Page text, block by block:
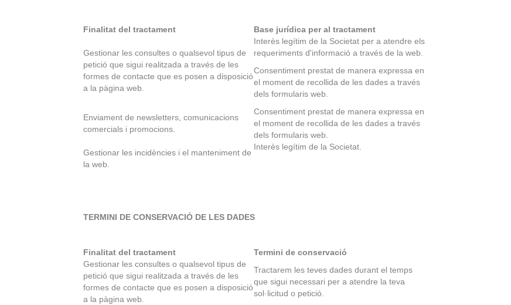
Finalitat del tractament Base jurídica per al tractament
Gestionar les consultes o qualsevol tipus de
petició que sigui realitzada a través de les
formes de contacte que es posen a disposició
a la pàgina web.
Interès legítim de la Societat per a atendre els
requeriments d'informació a través de la web.
Consentiment prestat de manera expressa en
el moment de recollida de les dades a través
dels formularis web.
Enviament de newsletters, comunicacions
comercials i promocions.
Consentiment prestat de manera expressa en
el moment de recollida de les dades a través
dels formularis web.
Gestionar les incidències i el manteniment de
la web.
Interès legítim de la Societat.
TERMINI DE CONSERVACIÓ DE LES DADES
Finalitat del tractament
Termini de conservació
Gestionar les consultes o qualsevol tipus de
petició que sigui realitzada a través de les
formes de contacte que es posen a disposició
a la pàgina web.
Tractarem les teves dades durant el temps
que sigui necessari per a atendre la teva
sol·licitud o petició.